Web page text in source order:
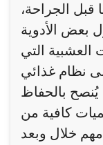
قبل الجراحة،
بعض الأدوية
العشبية التي
نظام غذائي
يُنصح بالحفاظ
كافية من
مهم خلال وبعد